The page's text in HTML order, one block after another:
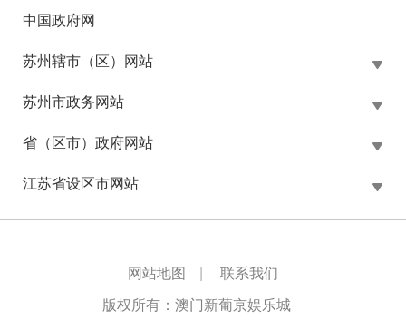
中国政府网
苏州辖市（区）网站
苏州市政务网站
省（区市）政府网站
江苏省设区市网站
网站地图 联系我们
版权所有：澳门新葡京娱乐城